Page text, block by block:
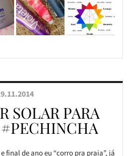
SOLAR PARA
final de ano eu “corro pra praia”, já